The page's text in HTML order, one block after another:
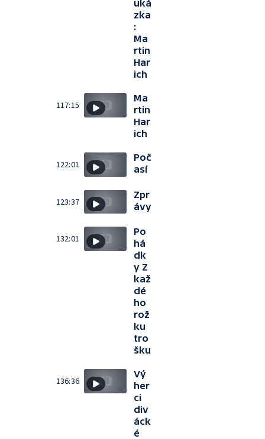
uká
zka
:
Ma
rtin
Har
ich
117:15
Ma
rtin
Har
ich
122:01
Poč
así
123:37
Zpr
ávy
132:01
Po
há
dk
y Z
kaž
dé
ho
rož
ku
tro
šku
136:36
Vý
her
ci
div
áck
é